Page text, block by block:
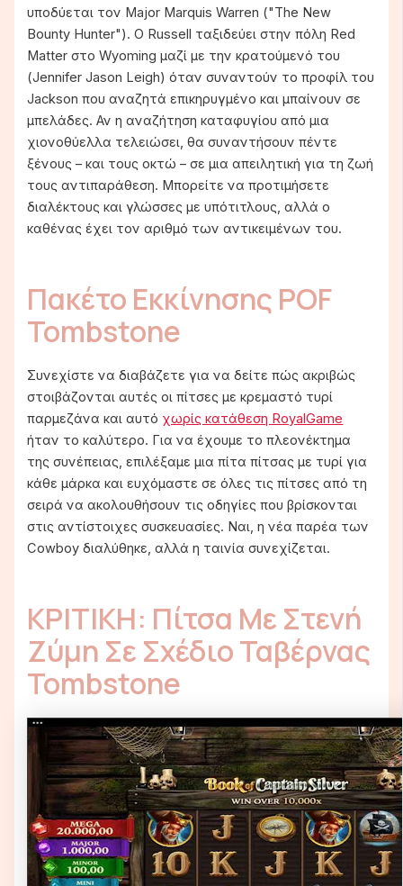
υποδύεται τον Major Marquis Warren ("The New
Bounty Hunter"). Ο Russell ταξιδεύει στην πόλη Red
Matter στο Wyoming μαζί με την κρατούμενό του
(Jennifer Jason Leigh) όταν συναντούν το προφίλ του
Jackson που αναζητά επικηρυγμένο και μπαίνουν σε
μπελάδες. Αν η αναζήτηση καταφυγίου από μια
χιονοθύελλα τελειώσει, θα συναντήσουν πέντε
ξένους – και τους οκτώ – σε μια απειλητική για τη ζωή
τους αντιπαράθεση. Μπορείτε να προτιμήσετε
διαλέκτους και γλώσσες με υπότιτλους, αλλά ο
καθένας έχει τον αριθμό των αντικειμένων του.
Πακέτο Εκκίνησης POF
Tombstone
Συνεχίστε να διαβάζετε για να δείτε πώς ακριβώς
στοιβάζονται αυτές οι πίτσες με κρεμαστό τυρί
παρμεζάνα και αυτό χωρίς κατάθεση RoyalGame
ήταν το καλύτερο. Για να έχουμε το πλεονέκτημα
της συνέπειας, επιλέξαμε μια πίτα πίτσας με τυρί για
κάθε μάρκα και ευχόμαστε σε όλες τις πίτσες από τη
σειρά να ακολουθήσουν τις οδηγίες που βρίσκονται
στις αντίστοιχες συσκευασίες. Ναι, η νέα παρέα των
Cowboy διαλύθηκε, αλλά η ταινία συνεχίζεται.
ΚΡΙΤΙΚΗ: Πίτσα Με Στενή
Ζύμη Σε Σχέδιο Ταβέρνας
Tombstone